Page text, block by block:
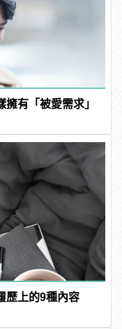
有「被愛需求」
歷上的9種內容